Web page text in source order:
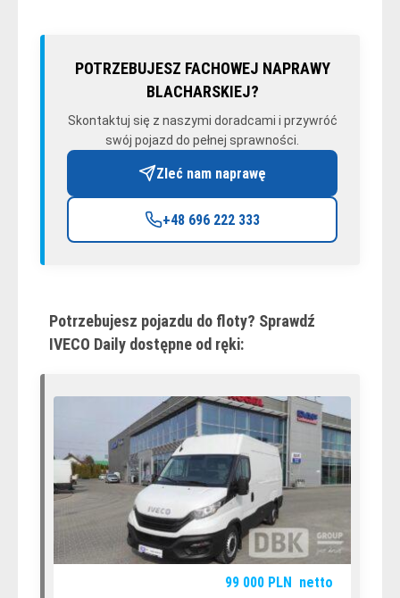
POTRZEBUJESZ FACHOWEJ NAPRAWY
BLACHARSKIEJ?
Skontaktuj się z naszymi doradcami i przywróć
swój pojazd do pełnej sprawności.
Zleć nam naprawę
+48 696 222 333
Potrzebujesz pojazdu do floty? Sprawdź
IVECO Daily dostępne od ręki:
99 000 PLN netto